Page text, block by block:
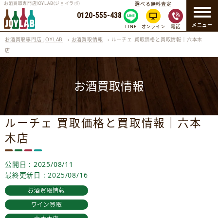
メニュー
お酒買取専門店JOYLAB(ジョイラボ)
0120-555-438
選べる無料査定
LINE オンライン 電話
お酒買取専門店 JOYLAB › お酒買取情報 › ルーチェ 買取価格と買取情報｜六本木
店
お酒買取情報
ルーチェ 買取価格と買取情報｜六本
木店
公開日 : 2025/08/11
最終更新日 : 2025/08/16
お酒買取情報
ワイン買取